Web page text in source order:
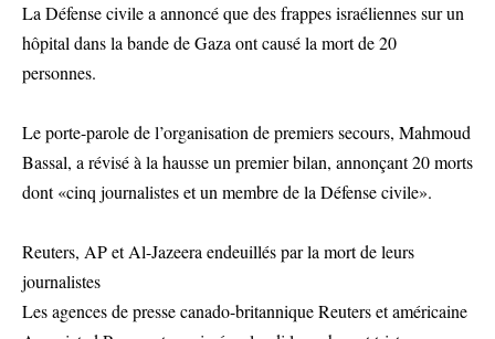
La Défense civile a annoncé que des frappes israéliennes sur un
hôpital dans la bande de Gaza ont causé la mort de 20
personnes.
Le porte-parole de l’organisation de premiers secours, Mahmoud
Bassal, a révisé à la hausse un premier bilan, annonçant 20 morts
dont «cinq journalistes et un membre de la Défense civile».
Reuters, AP et Al-Jazeera endeuillés par la mort de leurs
journalistes
Les agences de presse canado-britannique Reuters et américaine